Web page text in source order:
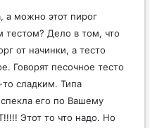
а можно этот пирог
тестом? Дело в том, что
от начинки, а тесто
Говорят песочное тесто
то сладким. Типа
его по Вашему
Этот то что надо. Но